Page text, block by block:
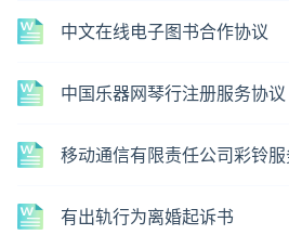
中文在线电子图书合作协议
中国乐器网琴行注册服务协议
移动通信有限责任公司彩铃
有出轨行为离婚起诉书